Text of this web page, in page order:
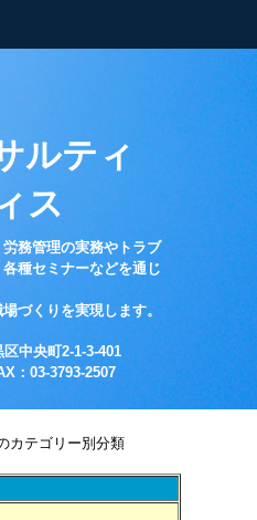
ルティ
ス
務管理の実務やトラブ
種セミナーなどを通じ
づくりを実現します。
中央町2-1-3-401
：03-3793-2507
カテゴリー別分類